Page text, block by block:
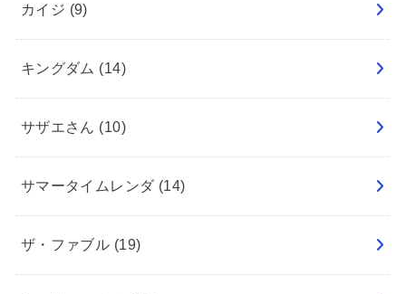
カイジ (9)
キングダム (14)
サザエさん (10)
サマータイムレンダ (14)
ザ・ファブル (19)